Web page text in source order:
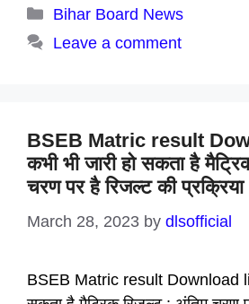
Categories
Bihar Board News
Leave a comment
BSEB Matric result
कभी भी जारी हो सकता है
चरण पर है रिजल्ट की प्रक्रिया
March 28, 2023 by dlsofficial
BSEB Matric result Download